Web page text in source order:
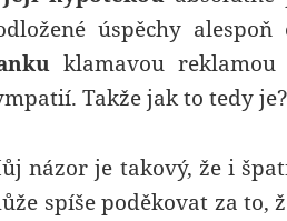
úspěchy
klamavou
Takže jak to tedy
názor je takový, že i
spíše poděkovat za to,